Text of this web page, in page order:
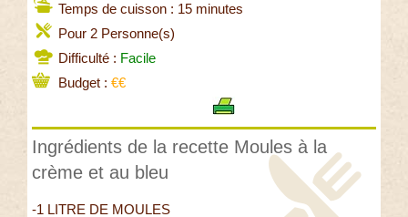
Temps de cuisson : 15 minutes
Pour 2 Personne(s)
Difficulté : Facile
Budget : €€
Ingrédients de la recette Moules à la
crème et au bleu
-1 LITRE DE MOULES